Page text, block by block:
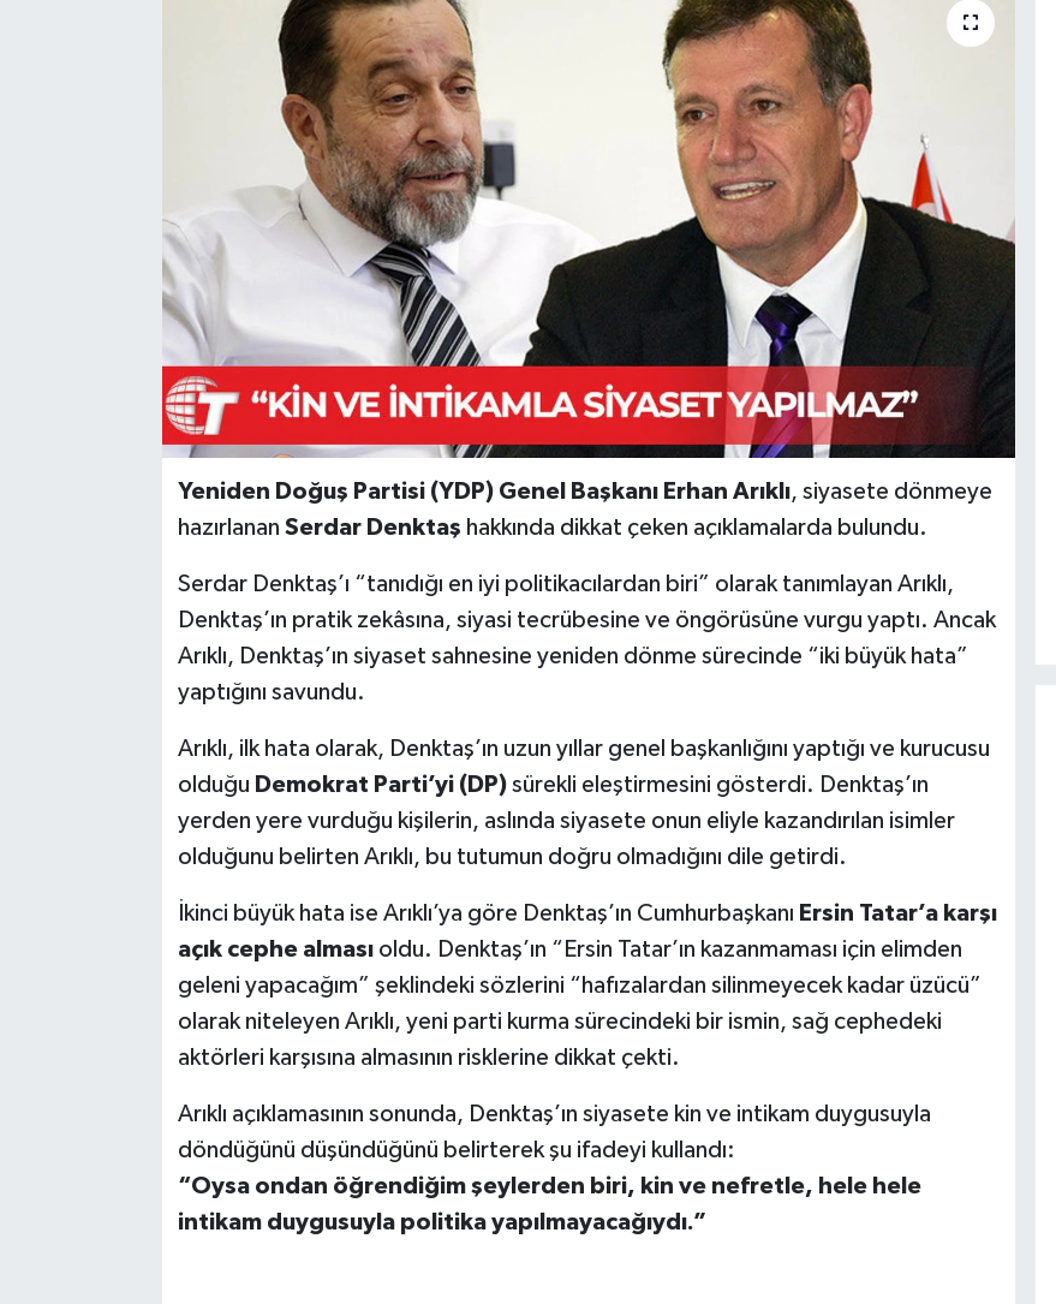
Yeniden Doğuş Partisi (YDP) Genel Başkanı Erhan Arıklı, siyasete dönmeye
hazırlanan Serdar Denktaş hakkında dikkat çeken açıklamalarda bulundu.
Serdar Denktaş’ı “tanıdığı en iyi politikacılardan biri” olarak tanımlayan Arıklı,
Denktaş’ın pratik zekâsına, siyasi tecrübesine ve öngörüsüne vurgu yaptı. Ancak
Arıklı, Denktaş’ın siyaset sahnesine yeniden dönme sürecinde “iki büyük hata”
yaptığını savundu.
Arıklı, ilk hata olarak, Denktaş’ın uzun yıllar genel başkanlığını yaptığı ve kurucusu
olduğu Demokrat Parti’yi (DP)sürekli eleştirmesini gösterdi. Denktaş’ın
yerden yere vurduğu kişilerin, aslında siyasete onun eliyle kazandırılan isimler
olduğunu belirten Arıklı, bu tutumun doğru olmadığını dile getirdi.
İkinci büyük hata ise Arıklı’ya göre Denktaş’ın Cumhurbaşkanı Ersin Tatar’a karşı
açık cephe almasıoldu. Denktaş’ın “Ersin Tatar’ın kazanmaması için elimden
geleni yapacağım” şeklindeki sözlerini “hafızalardan silinmeyecek kadar üzücü”
olarak niteleyen Arıklı, yeni parti kurma sürecindeki bir ismin, sağ cephedeki
aktörleri karşısına almasının risklerine dikkat çekti.
Arıklı açıklamasının sonunda, Denktaş’ın siyasete kin ve intikam duygusuyla
döndüğünü düşündüğünü belirterek şu ifadeyi kullandı:
“Oysa ondan öğrendiğim şeylerden biri, kin ve nefretle, hele hele
intikam duygusuyla politika yapılmayacağıydı.”